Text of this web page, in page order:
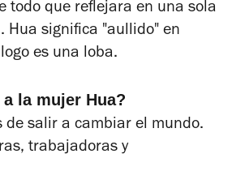
todo que reflejara en una sola
Hua significa "aullido" en
es una loba.
la mujer Hua?
de salir a cambiar el mundo.
trabajadoras y